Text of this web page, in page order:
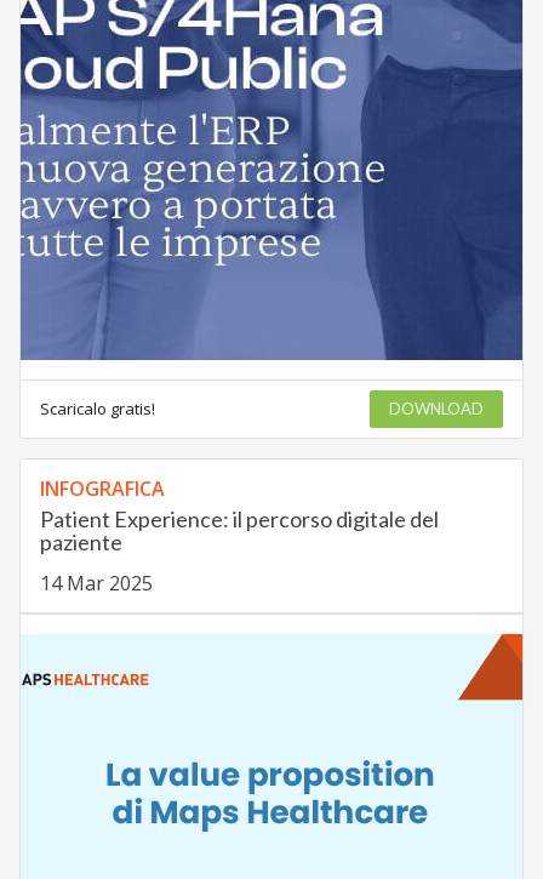
Scaricalo gratis! DOWNLOAD
INFOGRAFICA
Patient Experience: il percorso digitale del
paziente
14 Mar 2025